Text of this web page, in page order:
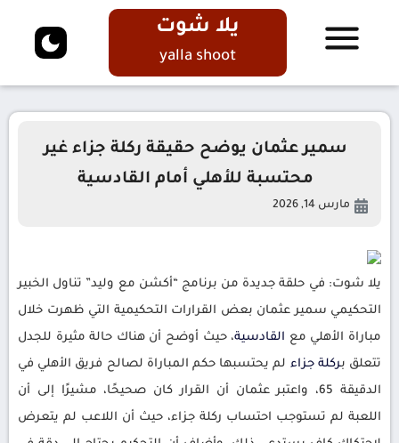
يلا شوت
yalla shoot
سمير عثمان يوضح حقيقة ركلة جزاء غير
محتسبة للأهلي أمام القادسية
مارس 14, 2026
يلا شوت: في حلقة جديدة من برنامج “أكشن مع وليد” تناول الخبير
التحكيمي سمير عثمان بعض القرارات التحكيمية التي ظهرت خلال
مباراة الأهلي مع القادسية، حيث أوضح أن هناك حالة مثيرة للجدل
تتعلق بركلة جزاء لم يحتسبها حكم المباراة لصالح فريق الأهلي في
الدقيقة 65، واعتبر عثمان أن القرار كان صحيحًا، مشيرًا إلى أن
اللعبة لم تستوجب احتساب ركلة جزاء، حيث أن اللاعب لم يتعرض